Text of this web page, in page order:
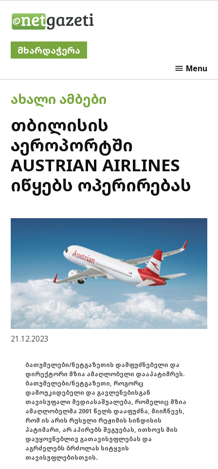
მხარდაჭერა
Menu
POSTED
ᲐᲮᲐᲚᲘ ᲐᲛᲑᲔᲑᲘ
თბილისის
აეროპორტში
AUSTRIAN AIRLINES
იწყებს ოპერირებას
21.12.2023
ბათუმელები/ნეტგაზეთის დამფუძნებელი და
დირექტორი მზია ამაღლობელი დააპატიმრეს.
ბათუმელები/ნეტგაზეთი, როგორც
დამოუკიდებელი და გავლენებისგან
თავისუფალი მედიასაშუალება, რომელიც მზია
ამაღლობელმა 2001 წელს დააფუძნა, მიიჩნევს,
რომ ის არის რუსული რეჟიმის სინდისის
პატიმარი, არ აპირებს შეგუებას, ითხოვს მის
დაუყოვნებლივ გათავისუფლებას და
აგრძელებს ბრძოლას სიტყვის
თავისუფლებისთვის.